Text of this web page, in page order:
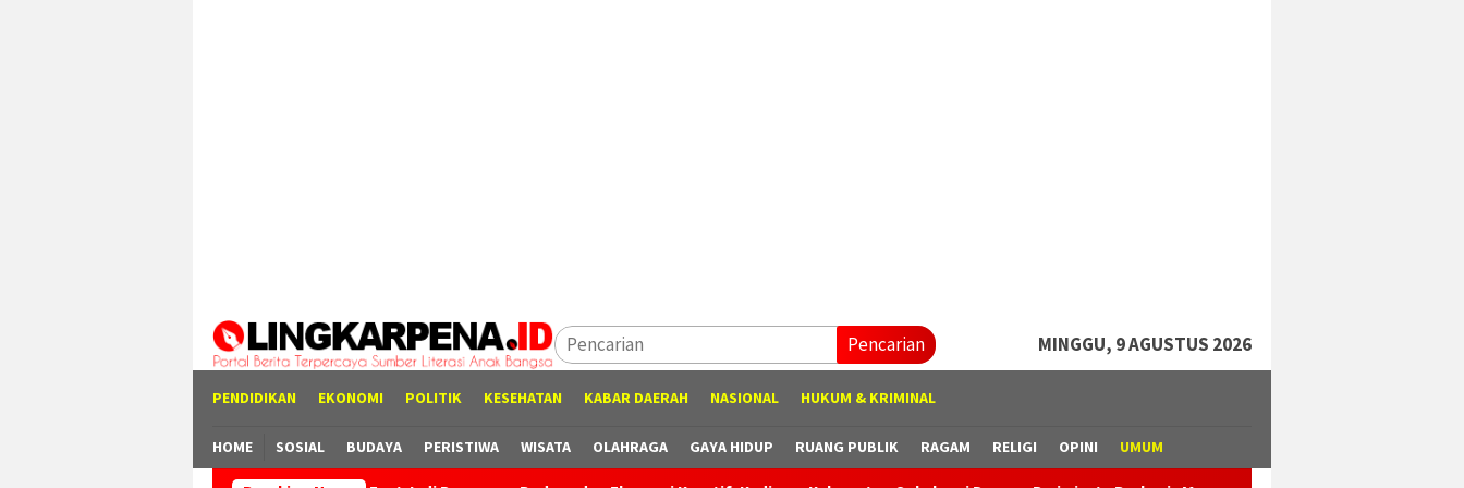
Pencarian MINGGU, 9 AGUSTUS 2026
PENDIDIKAN EKONOMI POLITIK KESEHATAN KABAR DAERAH NASIONAL HUKUM & KRIMINAL
HOME SOSIAL BUDAYA PERISTIWA WISATA OLAHRAGA GAYA HIDUP RUANG PUBLIK RAGAM RELIGI OPINI UMUM